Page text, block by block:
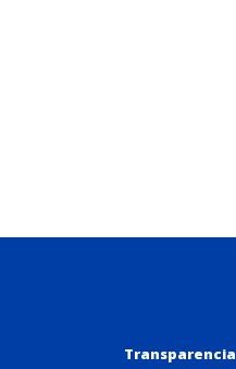
Transparencia